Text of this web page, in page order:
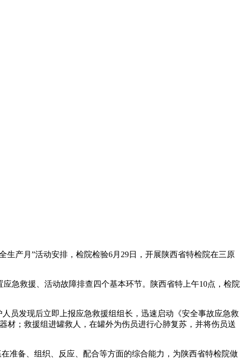
生产月”活动安排，检院检验6月29日，开展陕西省特检院在三原
急救援、活动故障排查四个基本环节。陕西省特上午10点，检院
员发现后立即上报应急救援组组长，迅速启动《安全事故应急救
材；救援组进罐救人，在罐外为伤员进行心肺复苏，并将伤员送
准备、组织、反应、配合等方面的综合能力，为陕西省特检院做